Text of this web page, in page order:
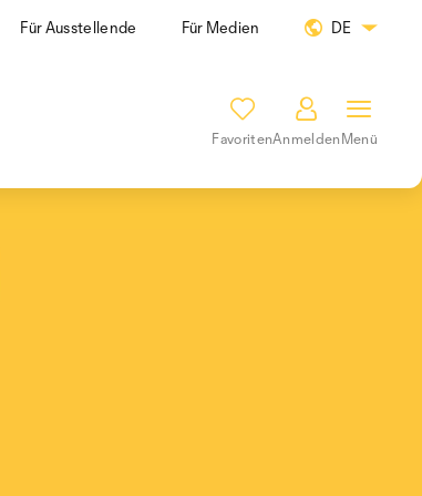
Für Ausstellende Für Medien DE
FavoritenAnmeldenMenü